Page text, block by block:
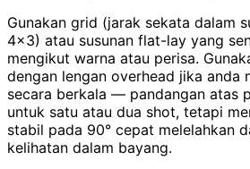
Gunakan grid (jarak sekata dalam
4x3) atau susunan flat-lay yang
mengikut warna atau perisa.
dengan lengan overhead jika anda
secara berkala — pandangan atas
untuk satu atau dua shot, tetapi
stabil pada 90° cepat melelahkan
kelihatan dalam bayang.